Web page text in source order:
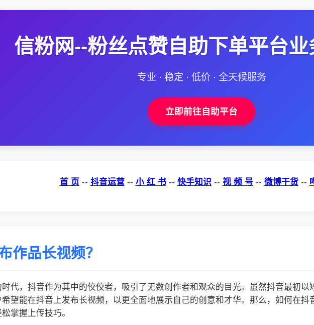
信粉网--粉丝点赞自助下单平台
专业 · 稳定 · 低价 · 全天候服务
立即前往自助平台
首 页 -- 抖音运营 -- 小 红 书 -- 快手知识 -- 视 频 号 -- 微博干货 --
作品长视频？
代，抖音作为其中的佼佼者，吸引了无数创作者和观众的目光。虽然抖音最初
望能在抖音上发布长视频，以更全面地展示自己的创意和才华。那么，如何在
掌握上传技巧。